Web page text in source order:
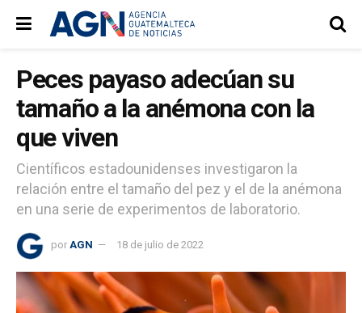
Peces payaso adecúan su
tamaño a la anémona con la
que viven
Científicos estadounidenses investigaron la
relación entre el tamaño del pez y el de la anémona
en una serie de experimentos de laboratorio.
por AGN 18 de julio de 2022